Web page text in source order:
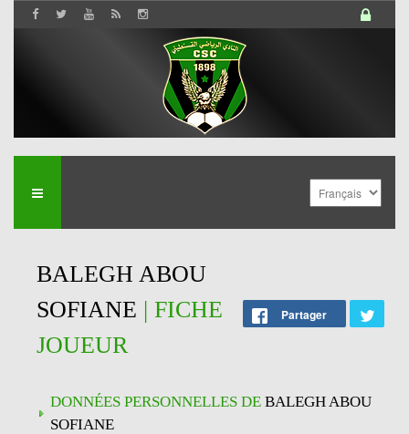
BALEGH ABOU
SOFIANE | FICHE
JOUEUR
Partager
DONNÉES PERSONNELLES DE BALEGH ABOU
SOFIANE